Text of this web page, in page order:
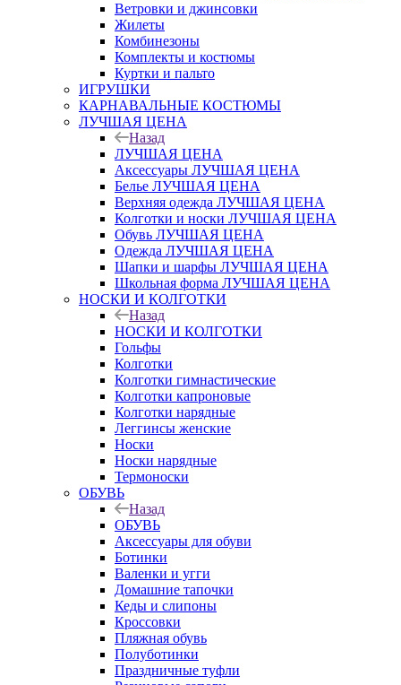
Ветровки и джинсовки
Жилеты
Комбинезоны
Комплекты и костюмы
Куртки и пальто
ИГРУШКИ
КАРНАВАЛЬНЫЕ КОСТЮМЫ
ЛУЧШАЯ ЦЕНА
Назад
ЛУЧШАЯ ЦЕНА
Аксессуары ЛУЧШАЯ ЦЕНА
Белье ЛУЧШАЯ ЦЕНА
Верхняя одежда ЛУЧШАЯ ЦЕНА
Колготки и носки ЛУЧШАЯ ЦЕНА
Обувь ЛУЧШАЯ ЦЕНА
Одежда ЛУЧШАЯ ЦЕНА
Шапки и шарфы ЛУЧШАЯ ЦЕНА
Школьная форма ЛУЧШАЯ ЦЕНА
НОСКИ И КОЛГОТКИ
Назад
НОСКИ И КОЛГОТКИ
Гольфы
Колготки
Колготки гимнастические
Колготки капроновые
Колготки нарядные
Леггинсы женские
Носки
Носки нарядные
Термоноски
ОБУВЬ
Назад
ОБУВЬ
Аксессуары для обуви
Ботинки
Валенки и угги
Домашние тапочки
Кеды и слипоны
Кроссовки
Пляжная обувь
Полуботинки
Праздничные туфли